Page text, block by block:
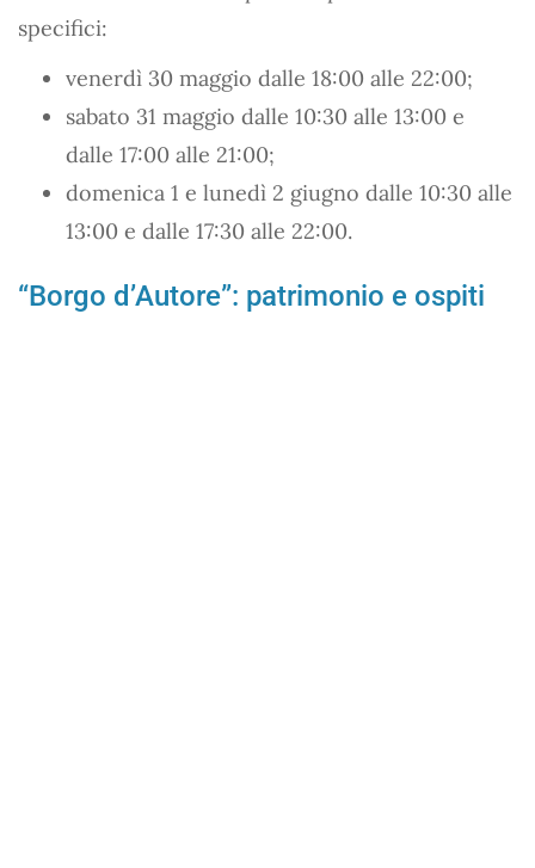
specifici:
venerdì 30 maggio dalle 18:00 alle 22:00;
sabato 31 maggio dalle 10:30 alle 13:00 e
dalle 17:00 alle 21:00;
domenica 1 e lunedì 2 giugno dalle 10:30 alle
13:00 e dalle 17:30 alle 22:00.
“Borgo d’Autore”: patrimonio e ospiti